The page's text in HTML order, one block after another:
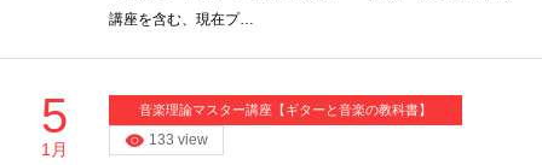
講座を含む、現在プ…
5
1月
音楽理論マスター講座【ギターと音楽の教科書】
133 view